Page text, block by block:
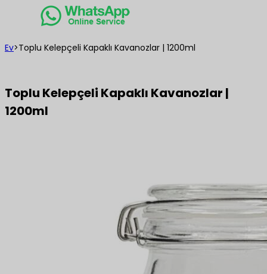
Ev>Toplu Kelepçeli Kapaklı Kavanozlar | 1200ml
Toplu Kelepçeli Kapaklı Kavanozlar |
1200ml